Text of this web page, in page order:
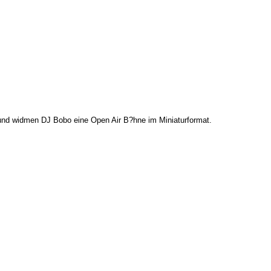
widmen DJ Bobo eine Open Air B?hne im Miniaturformat.